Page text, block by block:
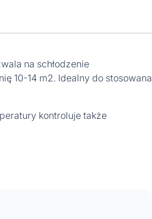
na schłodzenie
10-14 m2. Idealny do stosowana
kontroluje także